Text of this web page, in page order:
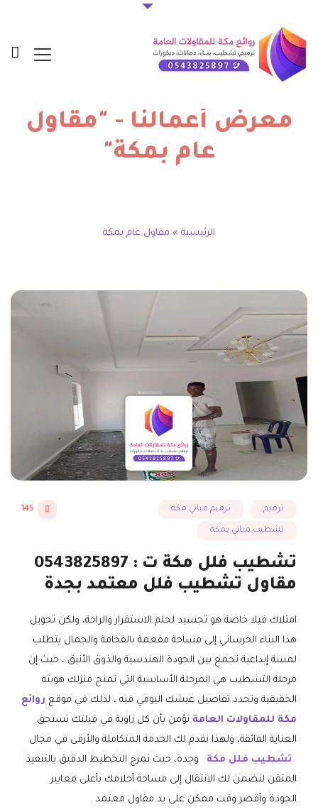
معرض أعمالنا - "مقاول
عام بمكة"
الرئيسية » مقاول عام بمكة
ترميم ترميم مباني مكة
تشطيب مباني بمكة
145
تشطيب فلل مكة ت : 0543825897
مقاول تشطيب فلل معتمد بجدة
امتلاك فيلا خاصة هو تجسيد لحلم الاستقرار والراحة، ولكن تحويل
هذا البناء الخرساني إلى مساحة مفعمة بالفخامة والجمال يتطلب
لمسة إبداعية تجمع بين الجودة الهندسية والذوق الأنيق ، حيث إن
مرحلة التشطيب هي المرحلة الأساسية التي تمنح منزلك هويته
الحقيقية وتحدد تفاصيل عيشك اليومي فيه ، لذلك في موقع روائع
مكة للمقاولات العامة نؤمن بأن كل زاوية في فيلتك تستحق
العناية الفائقة، ولهذا نقدم لك الخدمة المتكاملة والأرقى في مجال
تشطيب فلل مكة
وجدة، حيث نمزج التخطيط الدقيق بالتنفيذ
المتقن لنضمن لك الانتقال إلى مساحة أحلامك بأعلى معايير
الجودة وأقصر وقت ممكن على يد مقاول معتمد .